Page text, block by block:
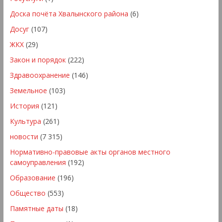
Доска почёта Хвалынского района (6)
Досуг(107)
ЖКХ(29)
Закон и порядок(222)
Здравоохранение (146)
Земельное (103)
История (121)
Культура (261)
новости (7 315)
Нормативно-правовые акты органов местного
самоуправления (192)
Образование (196)
Общество (553)
Памятные даты (18)